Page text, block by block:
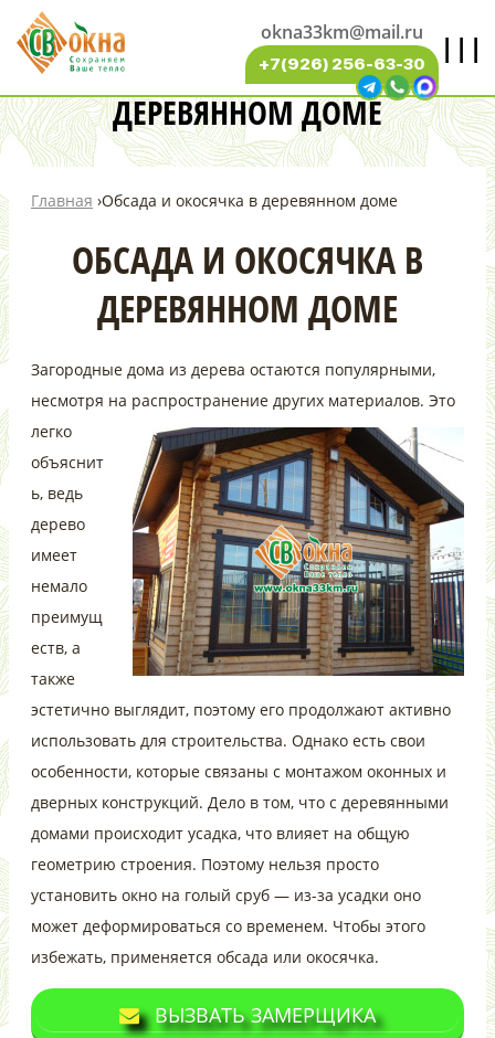
|||
okna33km@mail.ru
+7(926) 256-63-30
ОБСАДА И ОКОСЯЧКА В
ДЕРЕВЯННОМ ДОМЕ
Главная ›Обсада и окосячка в деревянном доме
ОБСАДА И ОКОСЯЧКА В
ДЕРЕВЯННОМ ДОМЕ
Загородные дома из дерева остаются популярными,
несмотря на распространение других материалов. Это
легко
объяснит
ь, ведь
дерево
имеет
немало
преимущ
еств, а
также
эстетично выглядит, поэтому его продолжают активно
использовать для строительства. Однако есть свои
особенности, которые связаны с монтажом оконных и
дверных конструкций. Дело в том, что с деревянными
домами происходит усадка, что влияет на общую
геометрию строения. Поэтому нельзя просто
установить окно на голый сруб — из-за усадки оно
может деформироваться со временем. Чтобы этого
избежать, применяется обсада или окосячка.
ВЫЗВАТЬ ЗАМЕРЩИКА